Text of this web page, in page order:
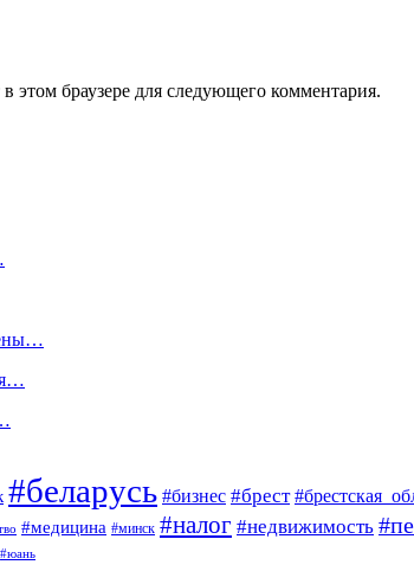
этом браузере для следующего комментария.
#беларусь #бизнес #брест
#медицина #минск #налог #недвижимость
#юань